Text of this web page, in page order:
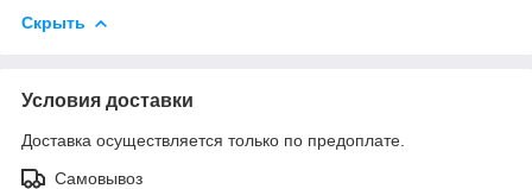
Скрыть
Условия доставки
Доставка осуществляется только по предоплате.
Самовывоз